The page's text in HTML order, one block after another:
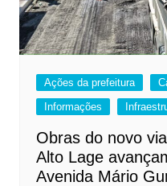
Ações da prefeitura
Informações
Obras do novo
Alto Lage
Avenida Mário